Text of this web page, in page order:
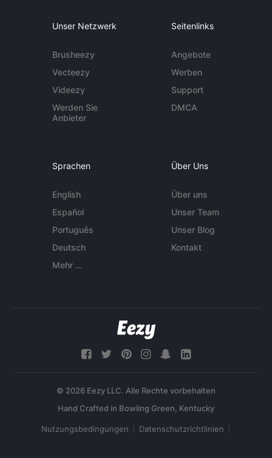
Unser Netzwerk
Brusheezy
Vecteezy
Videezy
Werden Sie
Anbieter
Seitenlinks
Angebote
Werben
Support
DMCA
Sprachen
English
Español
Português
Deutsch
Mehr ...
Über Uns
Über uns
Unser Team
Unser Blog
Kontakt
© 2026 Eezy LLC. Alle Rechte vorbehalten
Nutzungsbedingungen Datenschutzrichtlinien